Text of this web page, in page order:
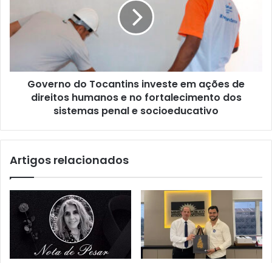
Governo do Tocantins investe em ações de
direitos humanos e no fortalecimento dos
sistemas penal e socioeducativo
Artigos relacionados